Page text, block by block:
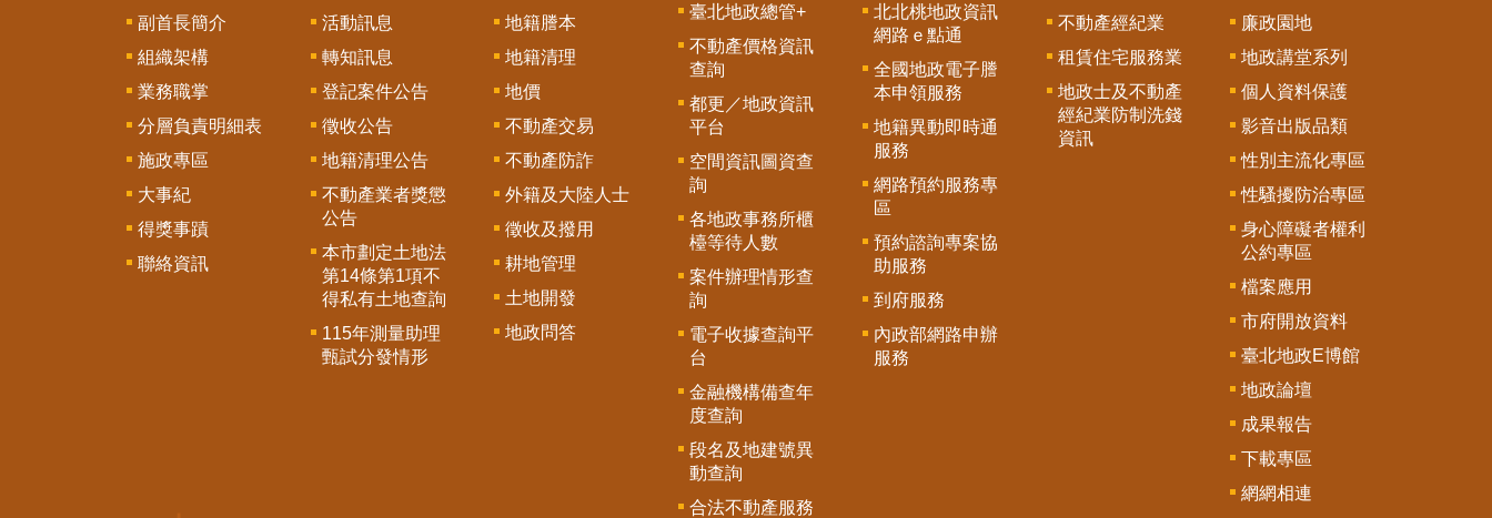
副首長簡介
組織架構
業務職掌
分層負責明細表
施政專區
大事紀
得獎事蹟
聯絡資訊
活動訊息
轉知訊息
登記案件公告
徵收公告
地籍清理公告
不動產業者獎懲
公告
本市劃定土地法
第14條第1項不
得私有土地查詢
115年測量助理
甄試分發情形
地籍謄本
地籍清理
地價
不動產交易
不動產防詐
外籍及大陸人士
徵收及撥用
耕地管理
土地開發
地政問答
臺北地政總管+
不動產價格資訊
查詢
都更／地政資訊
平台
空間資訊圖資查
詢
各地政事務所櫃
檯等待人數
案件辦理情形查
詢
電子收據查詢平
台
金融機構備查年
度查詢
段名及地建號異
動查詢
合法不動產服務
北北桃地政資訊
網路ｅ點通
全國地政電子謄
本申領服務
地籍異動即時通
服務
網路預約服務專
區
預約諮詢專案協
助服務
到府服務
內政部網路申辦
服務
不動產經紀業
租賃住宅服務業
地政士及不動產
經紀業防制洗錢
資訊
廉政園地
地政講堂系列
個人資料保護
影音出版品類
性別主流化專區
性騷擾防治專區
身心障礙者權利
公約專區
檔案應用
市府開放資料
臺北地政E博館
地政論壇
成果報告
下載專區
網網相連